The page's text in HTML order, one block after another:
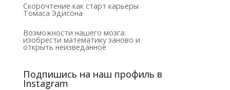
Скорочтение как старт карьеры
Томаса Эдисона
Возможности нашего мозга:
изобрести математику заново и
открыть неизведанное
Подпишись на наш профиль в
Instagram